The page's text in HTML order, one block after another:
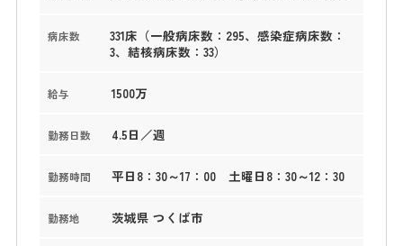
病床数
331床（一般病床数：295、感染症病床数：
3、結核病床数：33）
給与 1500万
勤務日数 4.5日／週
勤務時間 平日8：30～17：00 土曜日8：30～12：30
勤務地 茨城県 つくば市